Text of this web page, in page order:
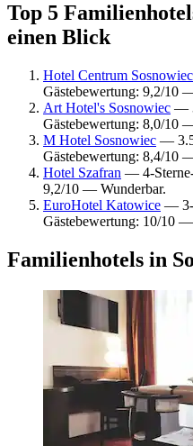
Top 5
einen Blick
Hotel Centrum Sosnowiec
Gästebewertung: 9,2/10
Art Hotel's Sosnowiec —
Gästebewertung: 8,0/10
M Hotel Sosnowiec —
Gästebewertung: 8,4/10
Hotel Szafran — 4-
9,2/10 — Wunderbar.
EuroHotel Katowice — 3-
Gästebewertung: 10/10
Familienhotels in